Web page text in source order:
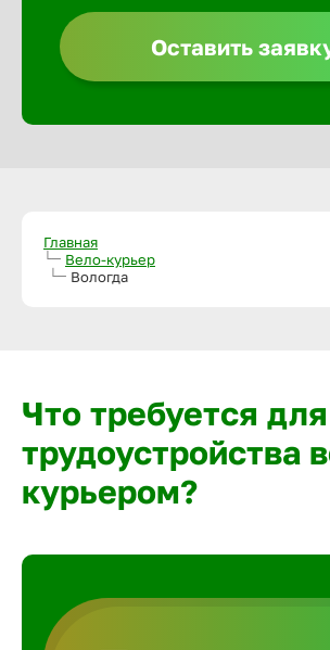
Оставить
Главная
Вело-курьер
Вологда
Что требуется для
трудоустройства
курьером?